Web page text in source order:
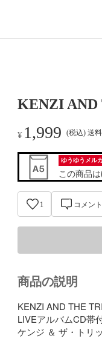
KENZI AND
¥ 1,999 (税込) 送
ゆうゆうメル
この商品は
1 コメント
商品の説明
KENZI AND THE
LIVEアルバムCD帯
ケンジ ＆ ザ・トリ